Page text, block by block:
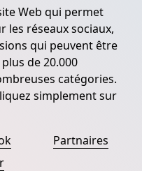
Web qui permet
réseaux sociaux,
qui peuvent être
de 20.000
catégories.
simplement sur
Partnaires